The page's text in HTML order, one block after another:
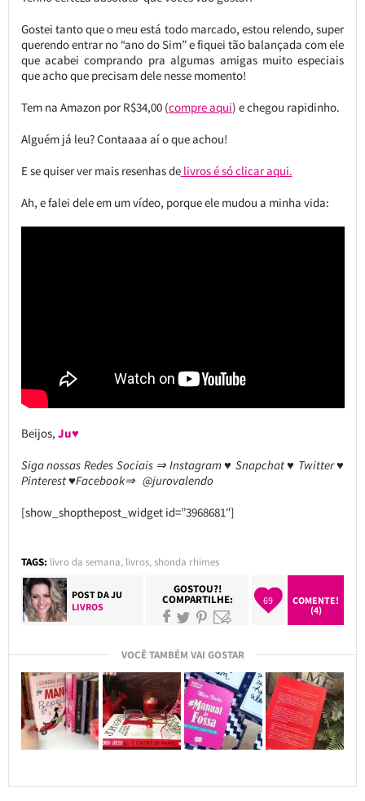
Gostei tanto que o meu está todo marcado, estou relendo, super
querendo entrar no “ano do Sim” e fiquei tão balançada com ele
que acabei comprando pra algumas amigas muito especiais
que acho que precisam dele nesse momento!
Tem na Amazon por R$34,00 (compre aqui) e chegou rapidinho.
Alguém já leu? Contaaaa aí o que achou!
E se quiser ver mais resenhas delivros é só clicar aqui.
Ah, e falei dele em um vídeo, porque ele mudou a minha vida:
Beijos, Ju♥
Siga nossas Redes Sociais ⇒ Instagram ♥ Snapchat ♥ Twitter ♥
Pinterest ♥Facebook⇒ @jurovalendo
[show_shopthepost_widget id=”3968681″]
TAGS: livro da semana, livros,shonda rhimes
POST DAJU
LIVROS
GOSTOU?!
COMPARTILHE: 69
COMENTE!
(4)
VOCÊ TAMBÉM VAI GOSTAR